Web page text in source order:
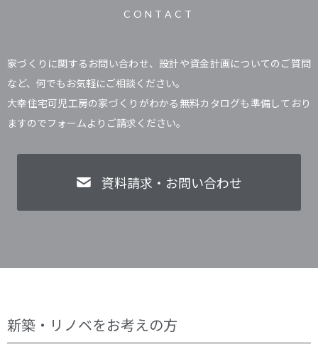
CONTACT
家づくりに関するお問い合わせ、設計や資金計画についてのご質問
など、何でもお気軽にご相談ください。
大幸住宅可児工房の家づくりがわかる無料カタログも準備しており
ますのでフォームよりご請求ください。
資料請求・お問い合わせ
新築・リノベをお考えの方